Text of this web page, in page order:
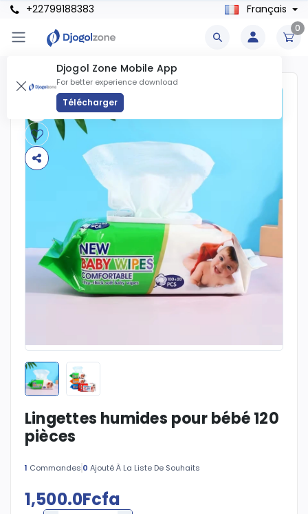
+22799188383 Français
0
Djogol Zone Mobile App
For better experience download
Télécharger
Lingettes humides pour bébé 120
pièces
1 Commandes 0 Ajouté À La Liste De Souhaits
1,500.0Fcfa